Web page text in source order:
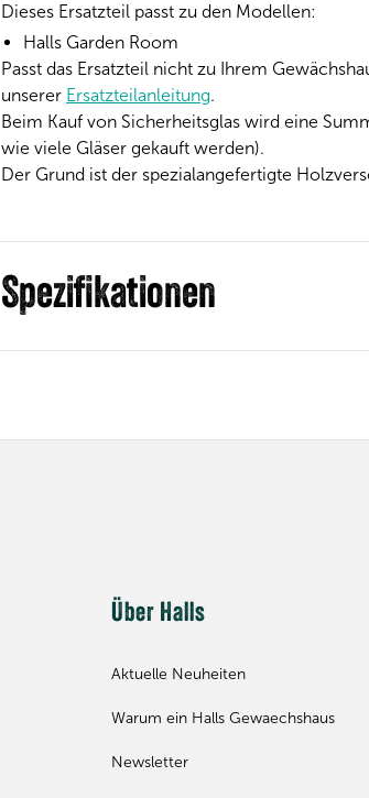
Dieses Ersatzteil passt zu den Modellen:
Halls Garden Room
Passt das Ersatzteil nicht zu Ihrem
unserer Ersatzteilanleitung.
Beim Kauf von Sicherheitsglas wird eine
wie viele Gläser gekauft werden).
Der Grund ist der spezialangefertigte
Spezifikationen
Über Halls
Aktuelle Neuheiten
Warum ein Halls Gewaechshaus
Newsletter